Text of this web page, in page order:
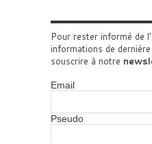
Pour rester informé de
informations de
souscrire à notre
Email
Pseudo